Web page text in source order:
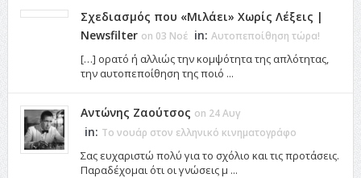
Σχεδιασμός που «Μιλάει» Χωρίς Λέξεις |
Newsfilter on 03 Νοέ in: Αυτοπεποίθηση τώρα!
[…] ορατό ή αλλιώς την κομψότητα της απλότητας,
την αυτοπεποίθηση της ποιό ...
Αντώνης Ζαούτσος on 24 Αυγ
in: Το νουάρ στον ελληνικό κινηματογράφο
Σας ευχαριστώ πολύ για το σχόλιο και τις προτάσεις.
Παραδέχομαι ότι οι γνώσεις μ ...